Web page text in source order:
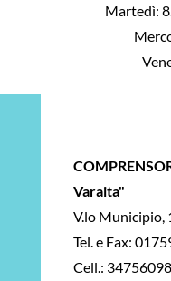
Martedì:
Varaita"
V.lo Municipio,
Tel. e Fax:
Cell.: